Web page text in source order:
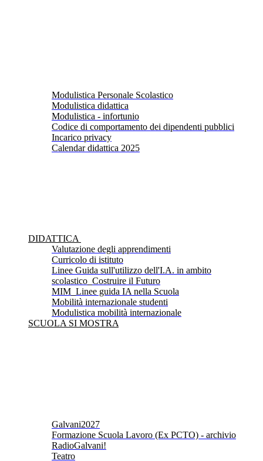
Modulistica Personale Scolastico
Modulistica didattica
Modulistica - infortunio
Codice di comportamento dei dipendenti pubblici
Incarico privacy
Calendar didattica 2025
DIDATTICA
Valutazione degli apprendimenti
Curricolo di istituto
Linee Guida sull'utilizzo dell'I.A. in ambito
scolastico_Costruire il Futuro
MIM_Linee guida IA nella Scuola
Mobilità internazionale studenti
Modulistica mobilità internazionale
SCUOLA SI MOSTRA
Galvani2027
Formazione Scuola Lavoro (Ex PCTO) - archivio
RadioGalvani!
Teatro